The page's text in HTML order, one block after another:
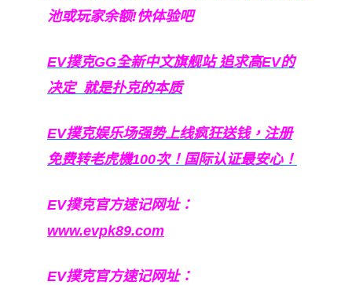
池或玩家余额!快体验吧
EV撲克GG全新中文旗舰站追求高EV的
决定 就是扑克的本质
EV撲克娱乐场强势上线疯狂送钱，注册
免费转老虎機100次！国际认证最安心！
EV撲克官方速记网址：
www.evpk89.com
EV撲克官方速记网址：